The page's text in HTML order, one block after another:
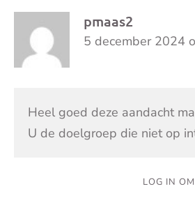
pmaas2
5 december 2024
Heel goed deze aandacht
U de doelgroep die niet op
LOG IN